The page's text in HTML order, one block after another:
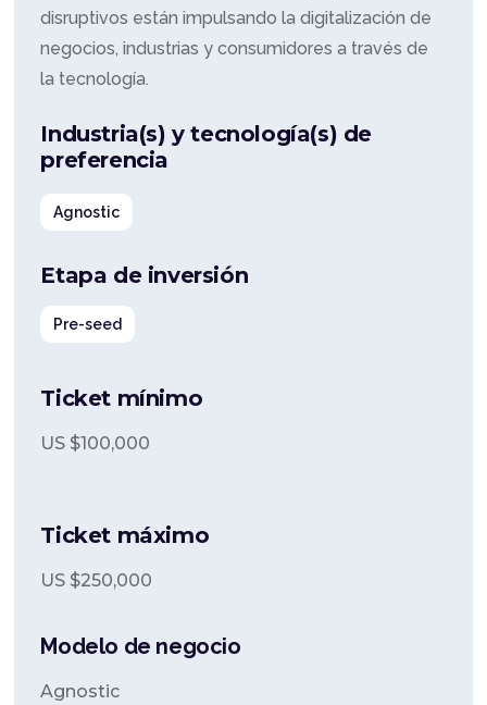
disruptivos están impulsando la digitalización de
negocios, industrias y consumidores a través de
la tecnología.
Industria(s) y tecnología(s) de
preferencia
Agnostic
Etapa de inversión
Pre-seed
Ticket mínimo
US $100,000
Ticket máximo
US $250,000
Modelo de negocio
Agnostic